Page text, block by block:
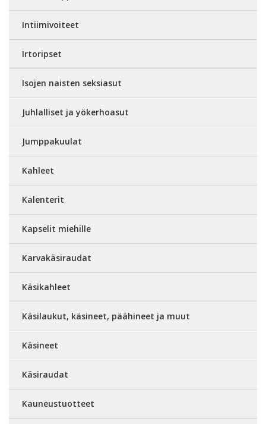
Intiimivoiteet
Irtoripset
Isojen naisten seksiasut
Juhlalliset ja yökerhoasut
Jumppakuulat
Kahleet
Kalenterit
Kapselit miehille
Karvakäsiraudat
Käsikahleet
Käsilaukut, käsineet, päähineet ja muut
Käsineet
Käsiraudat
Kauneustuotteet